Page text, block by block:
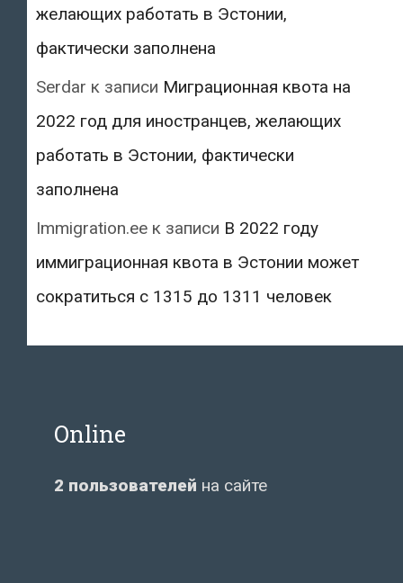
желающих работать в Эстонии,
фактически заполнена
Serdar к записи Миграционная квота на
2022 год для иностранцев, желающих
работать в Эстонии, фактически
заполнена
Immigration.ee к записи В 2022 году
иммиграционная квота в Эстонии может
сократиться с 1315 до 1311 человек
Online
2 пользователей на сайте